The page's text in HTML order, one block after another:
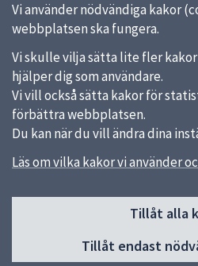
Vi använder nödvändiga kakor
webbplatsen ska fungera.
Vi skulle vilja sätta lite fler
hjälper dig som användare.
Vi vill också sätta kakor för
förbättra webbplatsen.
Du kan när du vill ändra dina
Läs om vilka kakor vi använder
Tillåt alla
Tillåt endast